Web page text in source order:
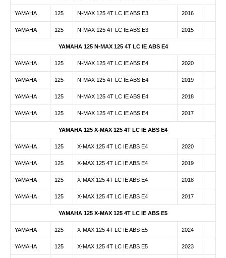
YAMAHA 125 N-MAX 125 4T LC IE ABS E3 2016
YAMAHA 125 N-MAX 125 4T LC IE ABS E3 2015
YAMAHA 125 N-MAX 125 4T LC IE ABS E4
YAMAHA 125 N-MAX 125 4T LC IE ABS E4 2020
YAMAHA 125 N-MAX 125 4T LC IE ABS E4 2019
YAMAHA 125 N-MAX 125 4T LC IE ABS E4 2018
YAMAHA 125 N-MAX 125 4T LC IE ABS E4 2017
YAMAHA 125 X-MAX 125 4T LC IE ABS E4
YAMAHA 125 X-MAX 125 4T LC IE ABS E4 2020
YAMAHA 125 X-MAX 125 4T LC IE ABS E4 2019
YAMAHA 125 X-MAX 125 4T LC IE ABS E4 2018
YAMAHA 125 X-MAX 125 4T LC IE ABS E4 2017
YAMAHA 125 X-MAX 125 4T LC IE ABS E5
YAMAHA 125 X-MAX 125 4T LC IE ABS E5 2024
YAMAHA 125 X-MAX 125 4T LC IE ABS E5 2023